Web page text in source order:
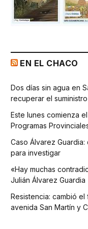
EN EL CHACO
Dos días sin agua en
recuperar el suministro
Este lunes comienza
Programas
Caso Álvarez
para investigar
«Hay muchas
Julián Álvarez Guardia
Resistencia: cambió
avenida San Martín y